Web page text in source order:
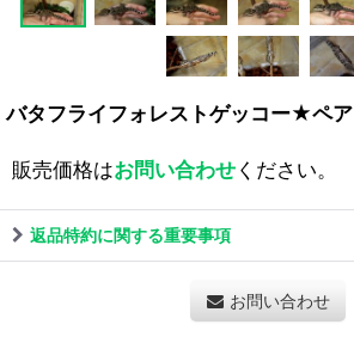
バタフライフォレストゲッコー★ペア
販売価格はお問い合わせください。
返品特約に関する重要事項
お問い合わせ